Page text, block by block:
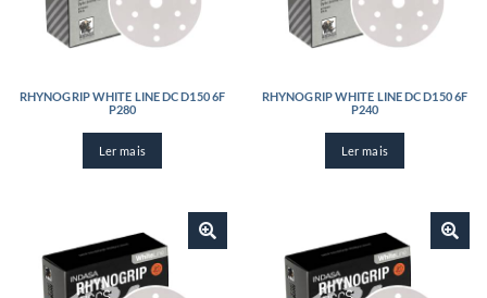
RHYNOGRIP WHITE LINE DC D150 6F
P280
Ler mais
RHYNOGRIP WHITE LINE DC D150 6F
P240
Ler mais